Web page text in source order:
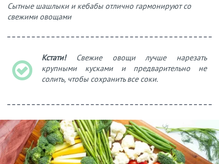
Сытные шашлыки и кебабы отлично гармонируют со
свежими овощами
Кстати!Свежие овощи лучше нарезать
крупными кусками и предварительно не
солить, чтобы сохранить все соки.